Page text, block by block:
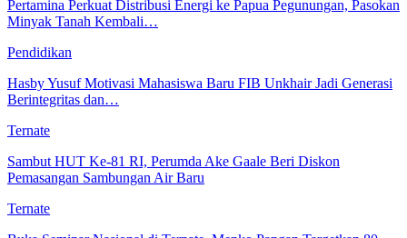
Pertamina Perkuat Distribusi Energi ke Papua Pegunungan, Pasokan
Minyak Tanah Kembali…
Pendidikan
Hasby Yusuf Motivasi Mahasiswa Baru FIB Unkhair Jadi Generasi
Berintegritas dan…
Ternate
Sambut HUT Ke-81 RI, Perumda Ake Gaale Beri Diskon
Pemasangan Sambungan Air Baru
Ternate